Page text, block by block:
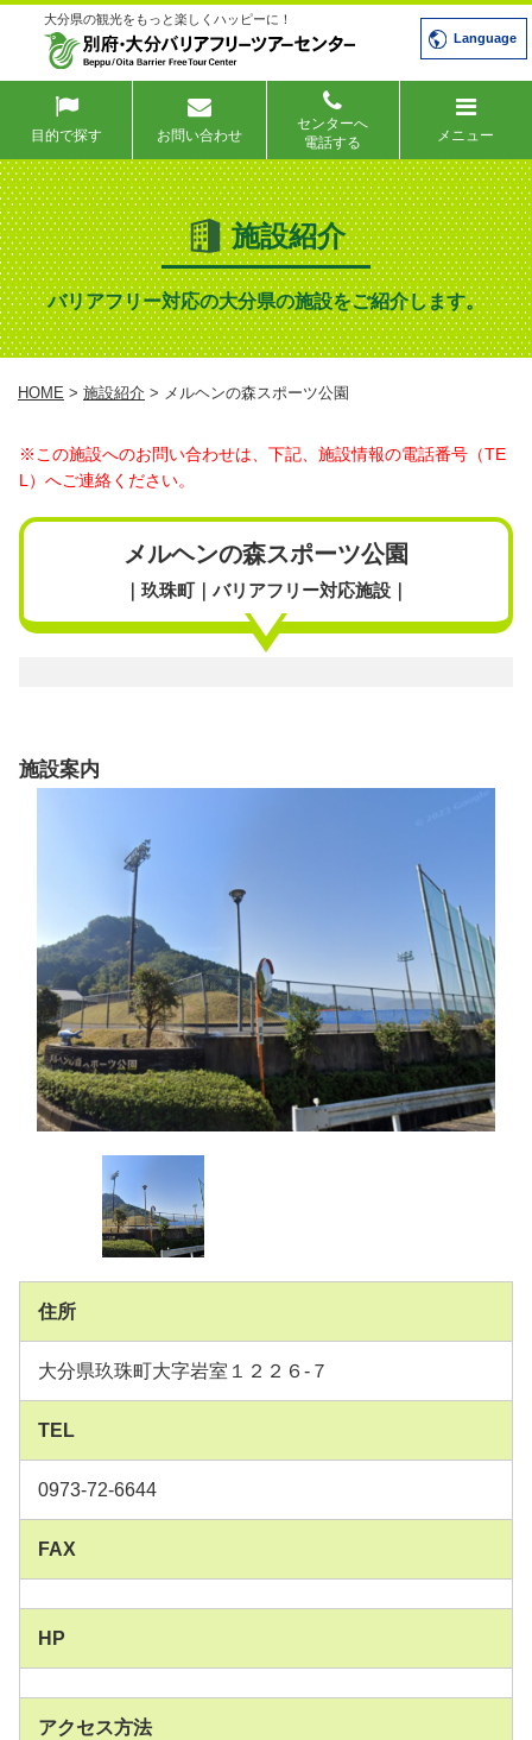
大分県の観光をもっと楽しくハッピーに！
Language
目的で探す お問い合わせ
センターへ
電話する
メニュー
施設紹介
バリアフリー対応の大分県の施設をご紹介します。
HOME > 施設紹介 > メルヘンの森スポーツ公園
※この施設へのお問い合わせは、下記、施設情報の電話番号（TE
L）へご連絡ください。
メルヘンの森スポーツ公園
｜玖珠町｜バリアフリー対応施設｜
施設案内
住所
大分県玖珠町大字岩室１２２６-７
TEL
0973-72-6644
FAX
HP
アクセス方法